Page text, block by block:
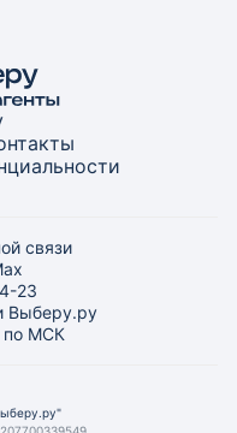
связи
23
Выберу.ру
по МСК